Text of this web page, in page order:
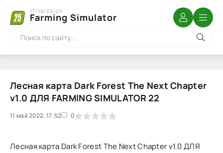
Farming Simulator
17/19/22/25
Лесная карта Dark Forest The Next Chapter
v1.0 ДЛЯ FARMING SIMULATOR 22
11 май 2022, 17:52 0
1 2 3 4 5
Лесная карта Dark Forest The Next Chapter v1.0 ДЛЯ